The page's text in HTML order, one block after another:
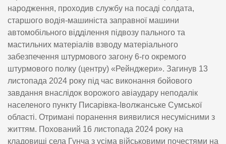
народження, проходив службу на посаді солдата,
старшого водія-машиніста заправної машини
автомобільного відділення підвозу пального та
мастильних матеріалів взводу матеріального
забезпечення штурмового загону 6-го окремого
штурмового полку (центру) «Рейнджери». Загинув 13
листопада 2024 року під час виконання бойового
завдання внаслідок ворожого авіаудару неподалік
населеного пункту Писарівка-Іволжанське Сумської
області. Отримані поранення виявилися несумісними з
життям. Похований 16 листопада 2024 року на
кладовищі села Гунча з усіма військовими почестями на